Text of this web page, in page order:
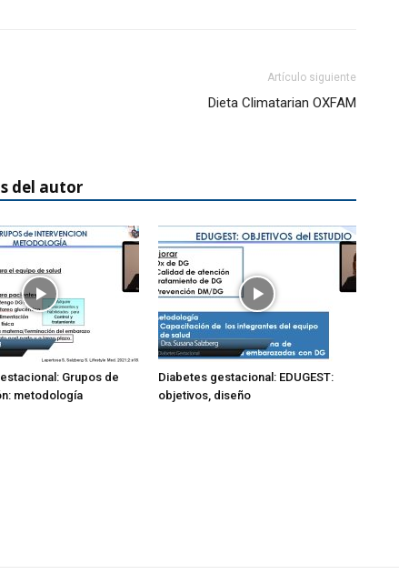
Artículo siguiente
Dieta Climatarian OXFAM
del autor
Grupos de
metodología
Diabetes gestacional: EDUGEST:
objetivos, diseño